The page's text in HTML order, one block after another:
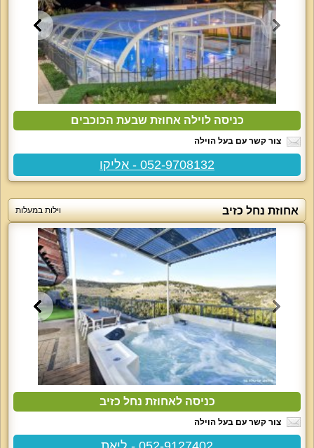
כניסה לוילה אחוזת שבעת הכוכבים
צור קשר עם בעל הוילה
052-9708132 - אליקו
אחוזת נחל כזיב וילות במעלות
כניסה לאחוזת נחל כזיב
צור קשר עם בעל הוילה